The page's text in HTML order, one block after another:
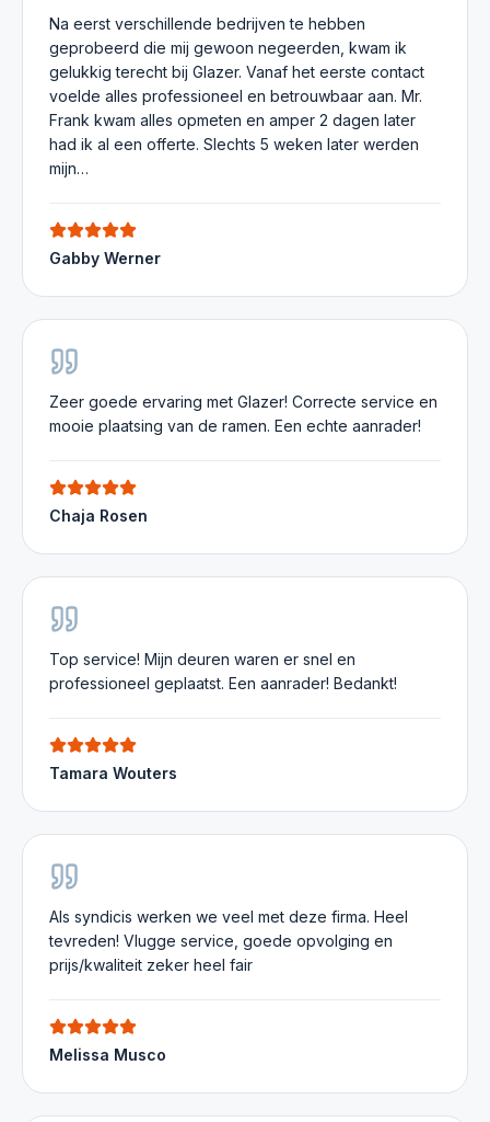
Na eerst verschillende bedrijven te hebben
geprobeerd die mij gewoon negeerden, kwam ik
gelukkig terecht bij Glazer. Vanaf het eerste contact
voelde alles professioneel en betrouwbaar aan. Mr.
Frank kwam alles opmeten en amper 2 dagen later
had ik al een offerte. Slechts 5 weken later werden
mijn…
Gabby Werner
Zeer goede ervaring met Glazer! Correcte service en
mooie plaatsing van de ramen. Een echte aanrader!
Chaja Rosen
Top service! Mijn deuren waren er snel en
professioneel geplaatst. Een aanrader! Bedankt!
Tamara Wouters
Als syndicis werken we veel met deze firma. Heel
tevreden! Vlugge service, goede opvolging en
prijs/kwaliteit zeker heel fair
Melissa Musco